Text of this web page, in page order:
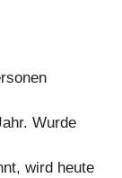
Wurde
wird heute